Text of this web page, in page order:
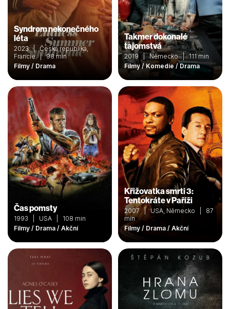
Syndrom nekonečného
léta
2023 | Česká republika,
Francie | 98 min
Filmy / Drama
Takmer dokonalé
tajomstvá
2019 | Německo | 111 min
Filmy / Komedie / Drama
Čas pomsty
1993 | USA | 108 min
Filmy / Drama / Akční
Křižovatka smrti 3:
Tentokráte v Paříži
2007 | USA, Německo | 87
min
Filmy / Drama / Akční